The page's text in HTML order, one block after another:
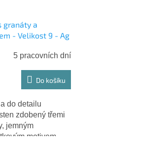
granáty a
- Velikost 9 - Ag
5 pracovních dní
Do košíku
do detailu
zdobený třemi
jemným
motivem.